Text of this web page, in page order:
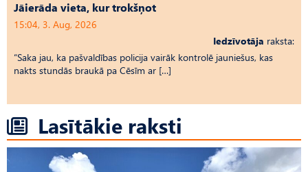
Jāierāda vieta, kur trokšņot
15:04, 3. Aug, 2026
Iedzīvotāja raksta:
“Saka jau, ka pašvaldības policija vairāk kontrolē jauniešus, kas
nakts stundās braukā pa Cēsīm ar […]
Lasītākie raksti